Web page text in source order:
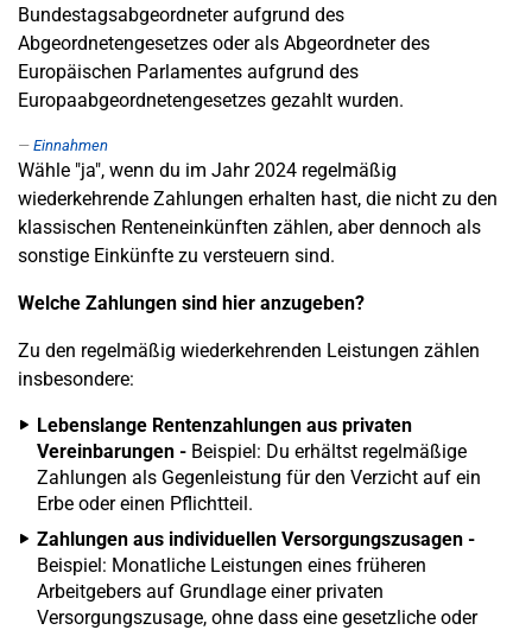
Bundestagsabgeordneter aufgrund des
Abgeordnetengesetzes oder als Abgeordneter des
Europäischen Parlamentes aufgrund des
Europaabgeordnetengesetzes gezahlt wurden.
Einnahmen
Wähle "ja", wenn du im Jahr 2024 regelmäßig
wiederkehrende Zahlungen erhalten hast, die nicht zu den
klassischen Renteneinkünften zählen, aber dennoch als
sonstige Einkünfte zu versteuern sind.
Welche Zahlungen sind hier anzugeben?
Zu den regelmäßig wiederkehrenden Leistungen zählen
insbesondere:
Lebenslange Rentenzahlungen aus privaten
Vereinbarungen - Beispiel: Du erhältst regelmäßige
Zahlungen als Gegenleistung für den Verzicht auf ein
Erbe oder einen Pflichtteil.
Zahlungen aus individuellen Versorgungszusagen -
Beispiel: Monatliche Leistungen eines früheren
Arbeitgebers auf Grundlage einer privaten
Versorgungszusage, ohne dass eine gesetzliche oder